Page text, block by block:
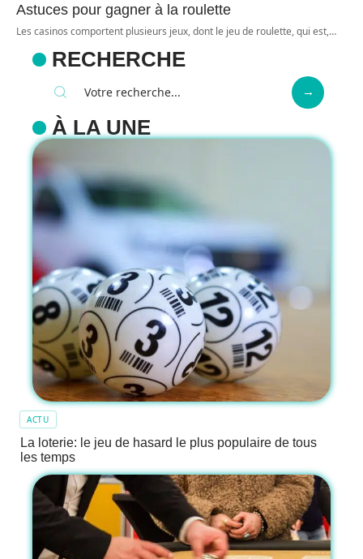
Astuces pour gagner à la roulette
Les casinos comportent plusieurs jeux, dont le jeu de roulette, qui est,…
RECHERCHE
À LA UNE
ACTU
La loterie: le jeu de hasard le plus populaire de tous
les temps